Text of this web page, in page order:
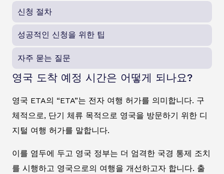
신청 절차
성공적인 신청을 위한 팁
자주 묻는 질문
영국 도착 예정 시간은 어떻게 되나요?
영국 ETA의 “ETA”는 전자 여행 허가를 의미합니다. 구
체적으로, 단기 체류 목적으로 영국을 방문하기 위한 디
지털 여행 허가를 말합니다.
이를 염두에 두고 영국 정부는 더 엄격한 국경 통제 조치
를 시행하고 영국으로의 여행을 개선하고자 합니다. 출